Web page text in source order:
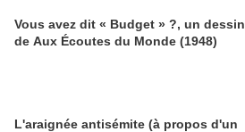
Vous avez dit « Budget » ?, un dessin
de Aux Écoutes du Monde (1948)
L'araignée antisémite (à propos d'un